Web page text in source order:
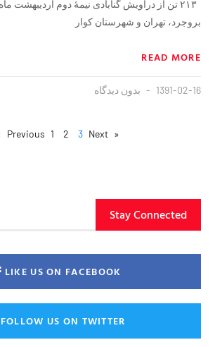
۲۱۳ تن از دراویش گنابادی نیمۀ دوم اردیبهشت
بروجرد، تهران و شهرستان کوار
READ MORE
1391-02-16 بدون دیدگاه
« Previous
1 2 3 Next »
Stay Connected
LIKE US ON FACEBOOK
FOLLOW US ON TWITTER